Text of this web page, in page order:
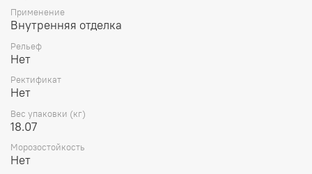
Применение
Внутренняя отделка
Рельеф
Нет
Ректификат
Нет
Вес упаковки (кг)
18.07
Морозостойкость
Нет